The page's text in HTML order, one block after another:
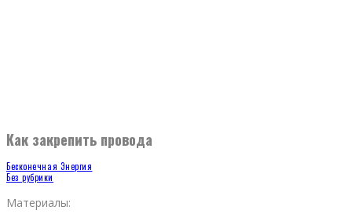
Как закрепить провода
Бесконечная Энергия
Без рубрики
Материалы: